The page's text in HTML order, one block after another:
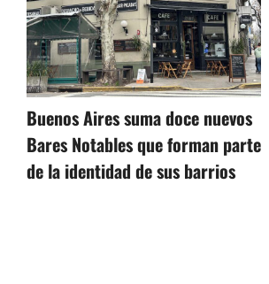
Buenos Aires suma doce nuevos
Bares Notables que forman parte
de la identidad de sus barrios